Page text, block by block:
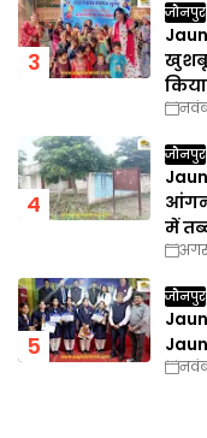
जौनपुर
खुशबू
जौनपुर
में
जौनपुर